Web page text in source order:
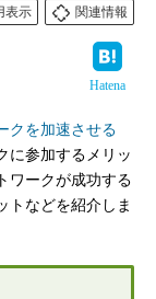
表示
関連情報
Hatena
クを加速させる
に参加するメリッ
ワークが成功する
トなどを紹介しま